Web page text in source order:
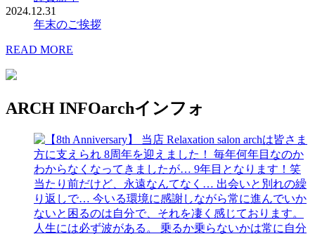
2024.12.31
年末のご挨拶
READ MORE
ARCH INFOarchインフォ